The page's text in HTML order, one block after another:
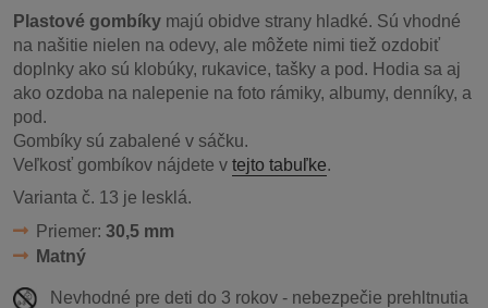
Plastové gombíky majú obidve strany hladké. Sú vhodné
na našitie nielen na odevy, ale môžete nimi tiež ozdobiť
doplnky ako sú klobúky, rukavice, tašky a pod. Hodia sa aj
ako ozdoba na nalepenie na foto rámiky, albumy, denníky, a
pod.
Gombíky sú zabalené v sáčku.
Veľkosť gombíkov nájdete v tejto tabuľke.
Varianta č. 13 je lesklá.
Priemer: 30,5 mm
Matný
Nevhodné pre deti do 3 rokov - nebezpečie prehltnutia